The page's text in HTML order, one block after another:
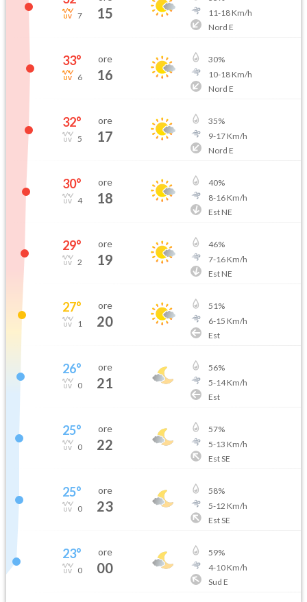
7 15
11-18Km/h
Nord E
33°
6
ore
16
30%
10-18Km/h
Nord E
32°
5
ore
17
35%
9-17Km/h
Nord E
30°
4
ore
18
40%
8-16Km/h
Est NE
29°
2
ore
19
46%
7-16Km/h
Est NE
27°
1
ore
20
51%
6-15 Km/h
Est
26°
0
ore
21
56%
5-14Km/h
Est
25°
0
ore
22
57%
5-13 Km/h
Est SE
25°
0
ore
23
58%
5-12 Km/h
Est SE
23°
0
ore
00
59%
4-10Km/h
Sud E